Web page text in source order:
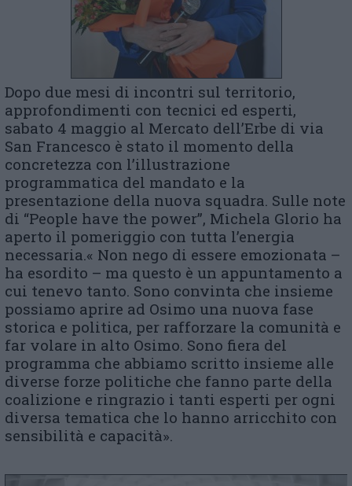
Dopo due mesi di incontri sul territorio,
approfondimenti con tecnici ed esperti,
sabato 4 maggio al Mercato dell’Erbe di via
San Francesco è stato il momento della
concretezza con l’illustrazione
programmatica del mandato e la
presentazione della nuova squadra. Sulle note
di “People have the power”, Michela Glorio ha
aperto il pomeriggio con tutta l’energia
necessaria.« Non nego di essere emozionata –
ha esordito – ma questo è un appuntamento a
cui tenevo tanto. Sono convinta che insieme
possiamo aprire ad Osimo una nuova fase
storica e politica, per rafforzare la comunità e
far volare in alto Osimo. Sono fiera del
programma che abbiamo scritto insieme alle
diverse forze politiche che fanno parte della
coalizione e ringrazio i tanti esperti per ogni
diversa tematica che lo hanno arricchito con
sensibilità e capacità».